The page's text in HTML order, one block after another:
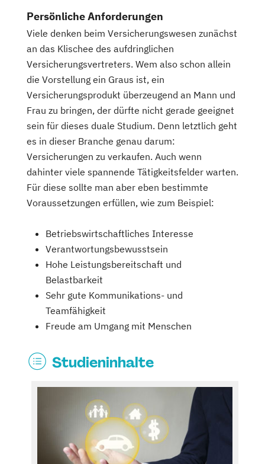
Persönliche Anforderungen
Viele denken beim Versicherungswesen zunächst
an das Klischee des aufdringlichen
Versicherungsvertreters. Wem also schon allein
die Vorstellung ein Graus ist, ein
Versicherungsprodukt überzeugend an Mann und
Frau zu bringen, der dürfte nicht gerade geeignet
sein für dieses duale Studium. Denn letztlich geht
es in dieser Branche genau darum:
Versicherungen zu verkaufen. Auch wenn
dahinter viele spannende Tätigkeitsfelder warten.
Für diese sollte man aber eben bestimmte
Voraussetzungen erfüllen, wie zum Beispiel:
Betriebswirtschaftliches Interesse
Verantwortungsbewusstsein
Hohe Leistungsbereitschaft und
Belastbarkeit
Sehr gute Kommunikations- und
Teamfähigkeit
Freude am Umgang mit Menschen
Studieninhalte